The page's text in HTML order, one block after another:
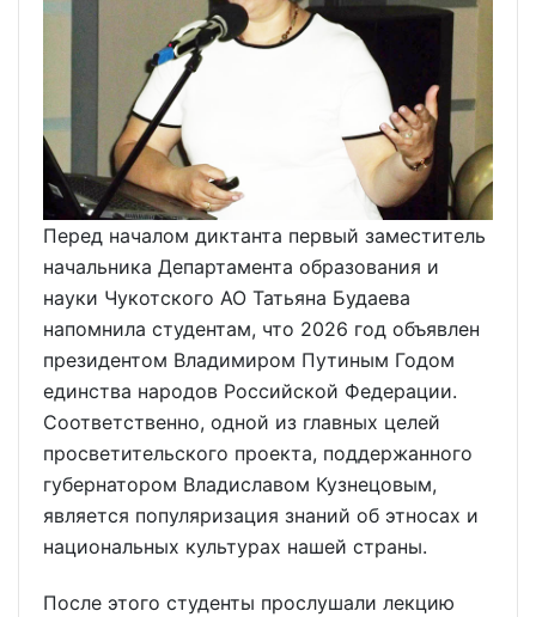
Перед началом диктанта первый заместитель
начальника Департамента образования и
науки Чукотского АО Татьяна Будаева
напомнила студентам, что 2026 год объявлен
президентом Владимиром Путиным Годом
единства народов Российской Федерации.
Соответственно, одной из главных целей
просветительского проекта, поддержанного
губернатором Владиславом Кузнецовым,
является популяризация знаний об этносах и
национальных культурах нашей страны.
После этого студенты прослушали лекцию